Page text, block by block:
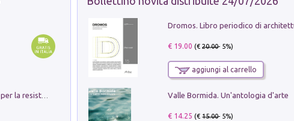
Memorial Santa Giulia. Sculture per la resistenza Monchio di Palagano
€ 19.00 (€20.00- 5%)
aggiungi al carrello
Valle Bormida. Un'antologia d'arte
€ 14.25 (€15.00- 5%)